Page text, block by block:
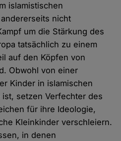
islamistischen
nicht
um die Stärkung des
tatsächlich zu einem
auf den Köpfen von
Obwohl von einer
Kinder in islamischen
setzen Verfechter des
für ihre Ideologie,
Kleinkinder verschleiern.
in denen